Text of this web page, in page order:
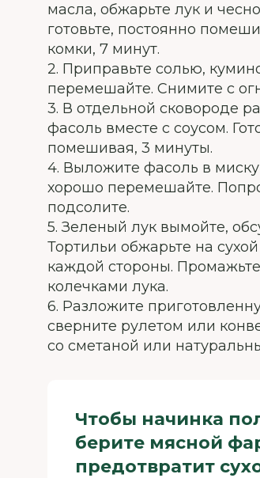
масла, обжарьте лук и
готовьте, постоянно
комки, 7 минут.
2. Приправьте солью,
перемешайте. Снимите с
3. В отдельной сковороде
фасоль вместе с соусом.
помешивая, 3 минуты.
4. Выложите фасоль в
хорошо перемешайте.
подсолите.
5. Зеленый лук вымойте,
Тортильи обжарьте на
каждой стороны.
колечками лука.
6. Разложите
сверните рулетом или
со сметаной или
Чтобы начинка
берите мясной
предотвратит